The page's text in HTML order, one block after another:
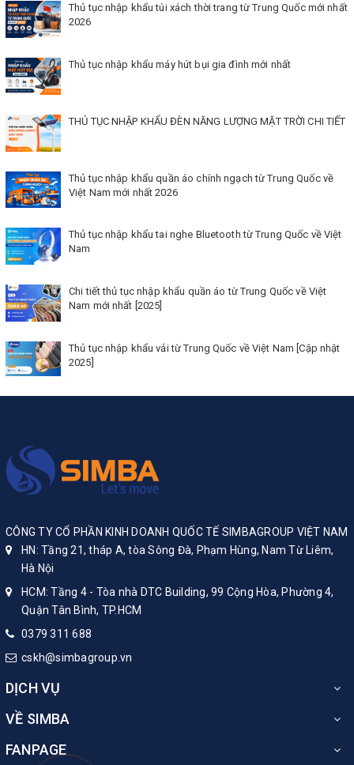
Thủ tục nhập khẩu túi xách thời trang từ Trung Quốc mới nhất
2026
Thủ tục nhập khẩu máy hút bụi gia đình mới nhất
THỦ TỤC NHẬP KHẨU ĐÈN NĂNG LƯỢNG MẶT TRỜI CHI TIẾT
Thủ tục nhập khẩu quần áo chính ngạch từ Trung Quốc về
Việt Nam mới nhất 2026
Thủ tục nhập khẩu tai nghe Bluetooth từ Trung Quốc về Việt
Nam
Chi tiết thủ tục nhập khẩu quần áo từ Trung Quốc về Việt
Nam mới nhất [2025]
Thủ tục nhập khẩu vải từ Trung Quốc về Việt Nam [Cập nhật
2025]
CÔNG TY CỔ PHẦN KINH DOANH QUỐC TẾ SIMBAGROUP VIỆT NAM
HN: Tầng 21, tháp A, tòa Sông Đà, Phạm Hùng, Nam Từ Liêm,
Hà Nội
HCM: Tầng 4 - Tòa nhà DTC Building, 99 Cộng Hòa, Phường 4,
Quận Tân Bình, TP.HCM
0379 311 688
cskh@simbagroup.vn
DỊCH VỤ
VỀ SIMBA
FANPAGE